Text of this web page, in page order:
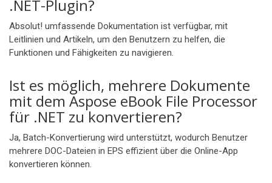
.NET-Plugin?
Absolut! umfassende Dokumentation ist verfügbar, mit
Leitlinien und Artikeln, um den Benutzern zu helfen, die
Funktionen und Fähigkeiten zu navigieren.
Ist es möglich, mehrere Dokumente
mit dem Aspose eBook File Processor
für .NET zu konvertieren?
Ja, Batch-Konvertierung wird unterstützt, wodurch Benutzer
mehrere DOC-Dateien in EPS effizient über die Online-App
konvertieren können.